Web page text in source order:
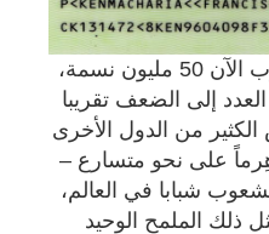
دولة كينيا عدد سكانها يقارب الآن 50 مليون نسمة،
إلى الضعف تقريبا
عكس الكثير من الدول الأخرى
على نحو متسارع –
شبابا في العالم،
ذلك الملمح الوحيد